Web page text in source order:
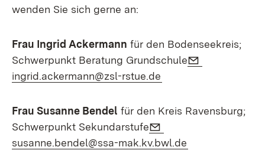
wenden Sie sich gerne an:
Frau Ingrid Ackermann für den Bodenseekreis;
Schwerpunkt Beratung Grundschule
ingrid.ackermann@zsl-rstue.de
Frau Susanne Bendel für den Kreis Ravensburg;
Schwerpunkt Sekundarstufe
susanne.bendel@ssa-mak.kv.bwl.de